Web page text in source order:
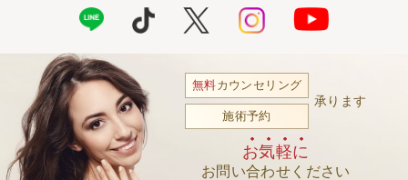
無料カウンセリング
施術予約
承ります
お気軽に
お問い合わせください